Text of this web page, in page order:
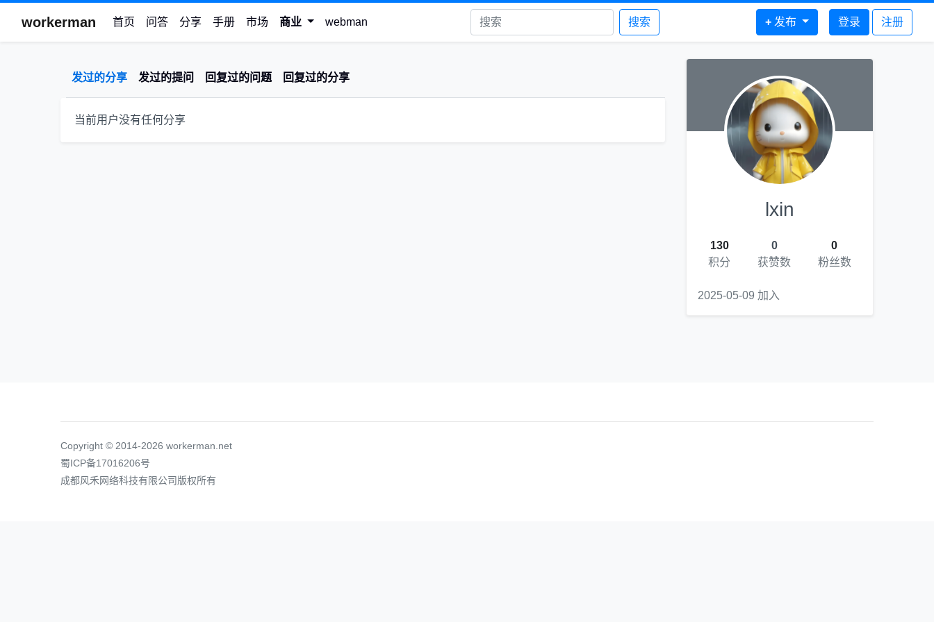
workerman 首页 问答 分享 手册 市场 商业 webman 搜索 + 发布 登录 注册
发过的分享 发过的提问 回复过的问题 回复过的分享
当前用户没有任何分享
lxin
130
积分
0
获赞数
0
粉丝数
2025-05-09 加入
Copyright © 2014-2026 workerman.net
蜀ICP备17016206号
成都风禾网络科技有限公司版权所有